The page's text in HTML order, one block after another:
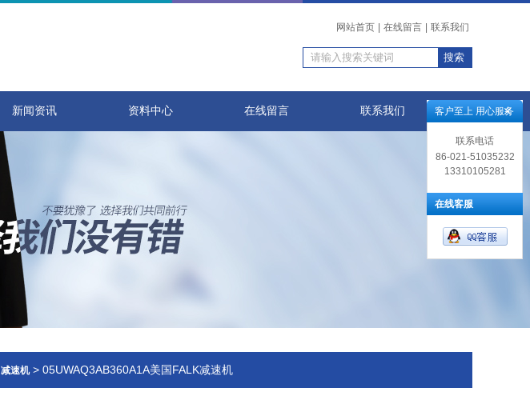
网站首页 在线留言 联系我们
新闻资讯 资料中心 在线留言 联系我们
减速机> 05UWAQ3AB360A1A美国FALK减速机
客户至上 用心服务
联系电话
86-021-51035232
13310105281
在线客服